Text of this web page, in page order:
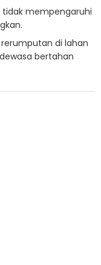
tidak mempengaruhi
di lahan
bertahan